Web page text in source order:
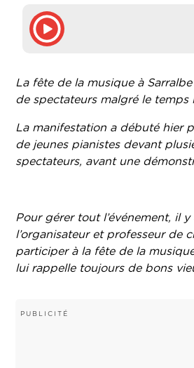
La fête de la musique à
de spectateurs malgré le temps
La manifestation a débuté hier
de jeunes pianistes devant
spectateurs, avant une
Pour gérer tout l’événement, il y
l’organisateur et professeur de
participer à la fête de la
lui rappelle toujours de bons